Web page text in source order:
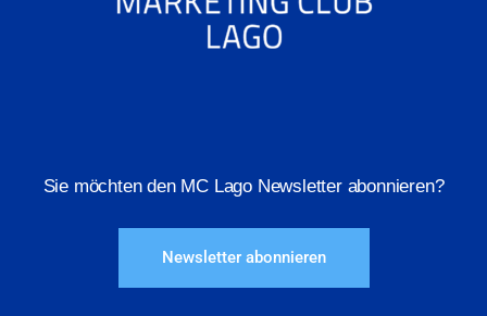
Sie möchten den MC Lago Newsletter abonnieren?
Newsletter abonnieren